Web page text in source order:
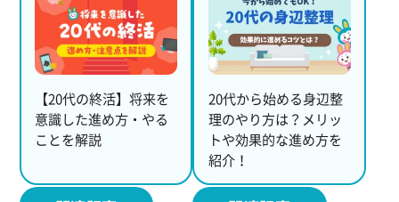
【20代の終活】将来を
意識した進め方・やる
ことを解説
20代から始める身辺整
理のやり方は？メリッ
トや効果的な進め方を
紹介！